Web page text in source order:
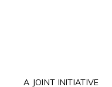
A JOINT INITIATIVE